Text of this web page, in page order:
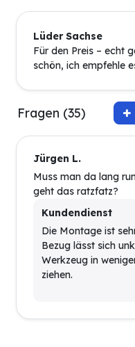
Lüder Sachse
Für den Preis – echt
schön, ich empfehle
Fragen (35)
Jürgen L.
Muss man da lang
geht das ratzfatz?
Kundendienst
Die Montage ist
Bezug lässt sich
Werkzeug in
ziehen.